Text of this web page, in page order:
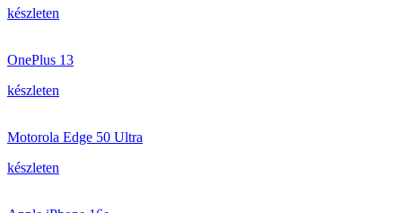
készleten
OnePlus 13
készleten
Motorola Edge 50 Ultra
készleten